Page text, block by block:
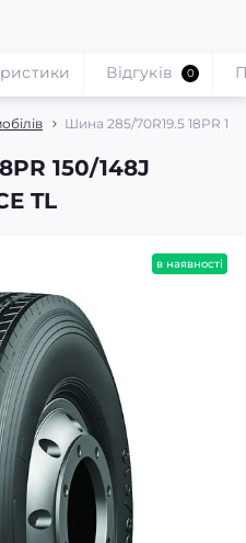
Шина 285/70R19.5 18PR
150/148J
TL
Відгуків 0
в наявності